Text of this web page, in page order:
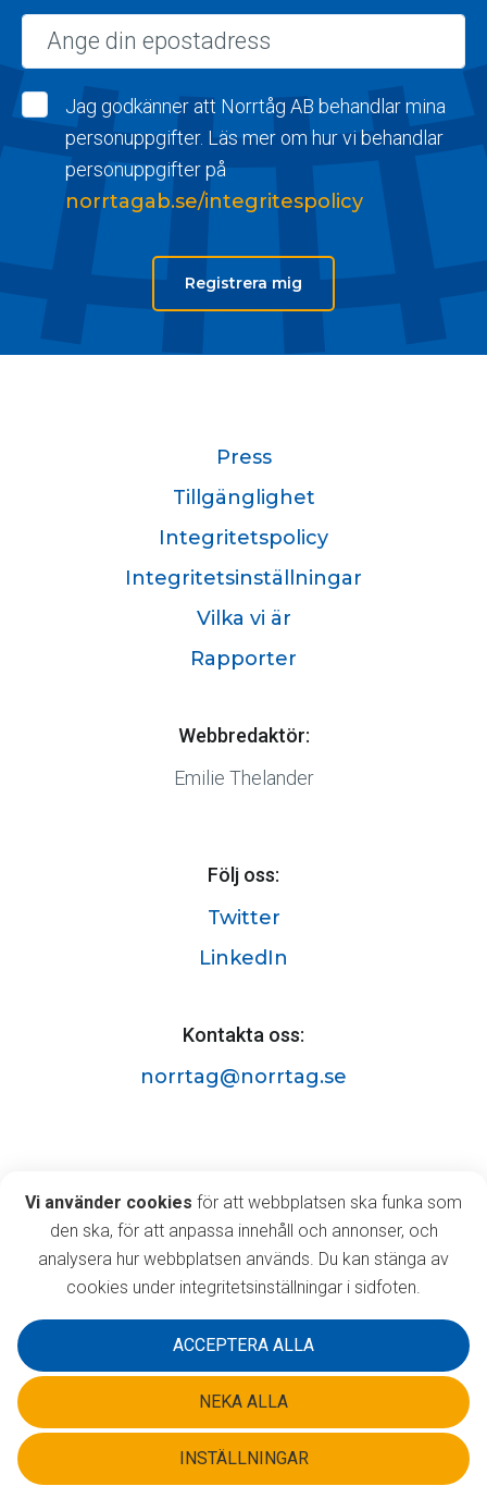
Jag godkänner att Norrtåg AB behandlar mina
personuppgifter. Läs mer om hur vi behandlar
personuppgifter på
norrtagab.se/integritespolicy
Registrera mig
Kontakta oss:
norrtag@norrtag.se
Östermalmsgatan 63A,
903 35 Umeå
Press
Tillgänglighet
Integritetspolicy
Integritetsinställningar
Vilka vi är
Rapporter
Webbredaktör:
Emilie Thelander
Följ oss:
Twitter
LinkedIn
©2026 Norrtåg AB - Alla rättigheter reserverade.
Vi använder cookies
Vi använder cookies för att webbplatsen ska funka som
den ska, för att anpassa innehåll och annonser, och
analysera hur webbplatsen används. Du kan stänga av
cookies under integritetsinställningar i sidfoten.
ACCEPTERA ALLA
NEKA ALLA
INSTÄLLNINGAR